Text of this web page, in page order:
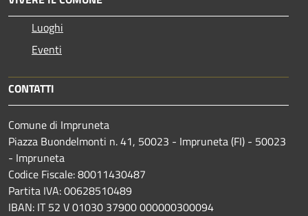
Luoghi
Eventi
CONTATTI
Comune di Impruneta
Piazza Buondelmonti n. 41, 50023 - Impruneta (FI) - 50023
- Impruneta
Codice Fiscale: 80011430487
Partita IVA: 00628510489
IBAN: IT 52 V 01030 37900 000000300094